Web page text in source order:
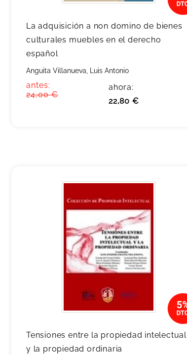
La adquisición a non domino de bienes
culturales muebles en el derecho
español
Anguita Villanueva, Luis Antonio
antes:
24,00 €
ahora:
22,80 €
Tensiones entre la propiedad intelectual
y la propiedad ordinaria